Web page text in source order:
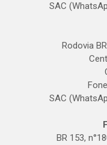
SAC
Rodovia
SAC
BR 153,